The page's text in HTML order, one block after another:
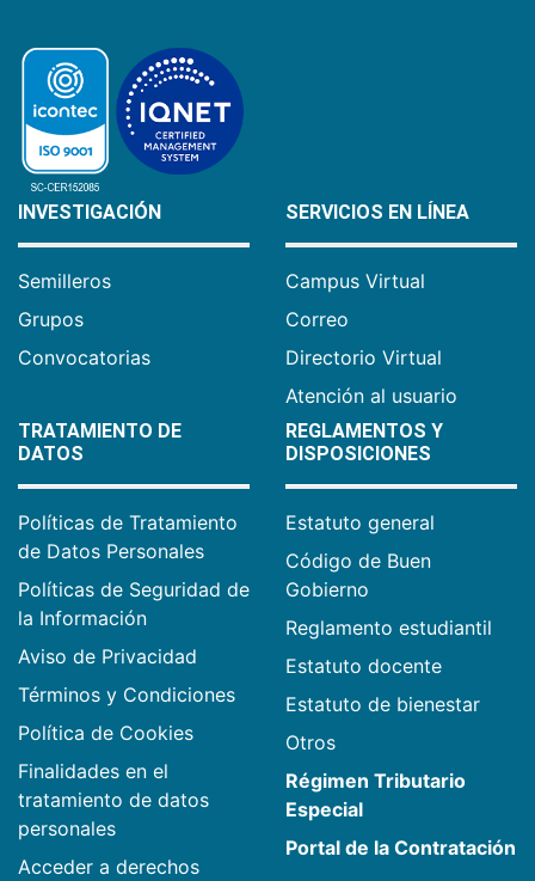
INVESTIGACIÓN
Semilleros
Grupos
Convocatorias
SERVICIOS EN LÍNEA
Campus Virtual
Correo
Directorio Virtual
Atención al usuario
TRATAMIENTO DE
DATOS
Políticas de Tratamiento
de Datos Personales
Políticas de Seguridad de
la Información
Aviso de Privacidad
Términos y Condiciones
Política de Cookies
Finalidades en el
tratamiento de datos
personales
Acceder a derechos
REGLAMENTOS Y
DISPOSICIONES
Estatuto general
Código de Buen
Gobierno
Reglamento estudiantil
Estatuto docente
Estatuto de bienestar
Otros
Régimen Tributario
Especial
Portal de la Contratación